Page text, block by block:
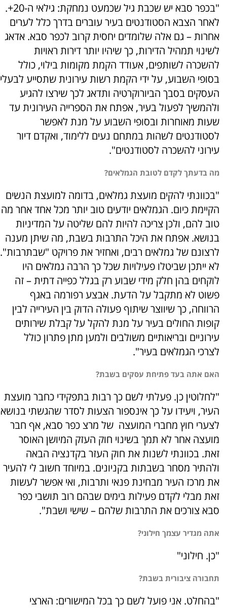
"בכפר סבא יש שכבת גיל שכמעט נמחקת: גילאי ה-20+.
לאחר הצבא הסטודנטים בעיר עוברים בדרך כלל לערים
אחרות – גם אלה שלומדים יחסית קרוב לכפר סבא. אדאג
לשינוי תמהיל הדירות, כך שיהיו יותר דירות ראויות
להשכרה לשותפים, אעודד הקמת מקומות בילוי, כולל
בסופי השבוע, על ידי הקמת רשות עירונית שתסייע לבעלי
העסקים בסבך הביורוקרטיה ותדאג לכך שירצו להגיע
ולהמשיך לפעול בעיר, אפתח את הספרייה העירונית עד
שעות מאוחרות ובסופי השבוע על מנת לאפשר
לסטודנטים לשהות במתחם נעים ללימוד, ואקדם דיור
עירוני להשכרה לסטודנטים".
מה בדעתך לקדם לטובת הגמלאים?
"בכוונתי להקים מועצת גמלאים, בדומה למועצת הנשים
הקיימת כיום. הגמלאים יודעים טוב יותר מכל אחד אחר מה
טוב להם, ולכן צריכה להיות להם שליטה על המדיניות
בנושא. אפתח את היכל התרבות בשבת, מה שיתן מענה
לרצונם של גמלאים רבים, ואחזיר את פרויקט "שבתרבות".
לא ייתכן שביטלו פעילויות שכל כך הרבה גמלאים היו
לוקחים בהן חלק מידי שבוע רק בגלל כפייה דתית – זה
פשוט לא מתקבל על הדעת. אבצע רפורמה באגף
הרווחה, כך שיווצר שיתוף פעולה הדוק בין העירייה לבין
קופות החולים בעיר על מנת להקל על קבלת שירותים
עירוניים ובריאותיים משולבים ולמען מתן פתרון כולל
לצרכי הגמלאים בעיר".
האם אתה בעד פתיחת עסקים בשבת?
"לחלוטין כן. פעלתי לשם כך רבות בתפקידי כחבר מועצת
העיר, ויעידו על כך אינספור הצעות לסדר שהגשתי בנושא
לצערי חוץ מחברי המועצה של מרצ כפר סבא, אף חבר
מועצה אחר לא תמך בשינוי חוק העזק המיושן האוסר
זאת. בכוונתי לשנות את חוק העזר בקדנציה הבאה
ולהתיר מסחר בשבתות בקניונים. במיוחד חשוב לי להעיר
את מרכז העיר מבחינת פנאי ותרבות, ואי אפשר לעשות
זאת מבלי לקדם פעילות בימים שבהם רוב תושבי כפר
סבא צורכים את התרבות שלהם – שישי ושבת".
אתה מגדיר עצמך חילוני?
"כן. חילוני"
תחבורה ציבורית בשבת?
"בהחלט. אני פועל לשם כך בכל המישורים: הארצי